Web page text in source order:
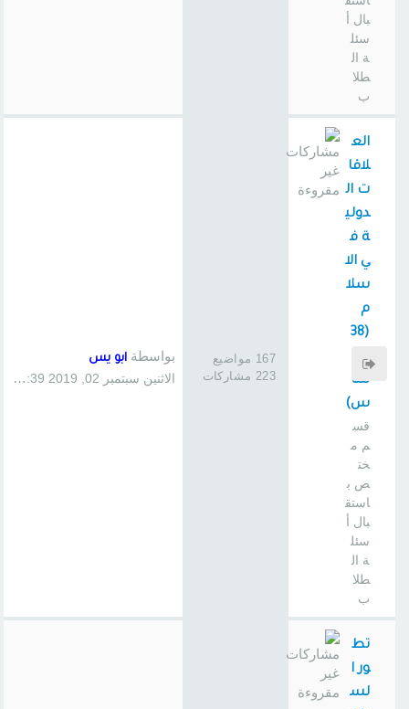
بال أ
سئل
ة ال
طلا
ب
الع
لاقا
ت ال
دولي
ة ف
ي الا
سلا
م
(38
0
سا
س)
قس
م م
خت
ص ب
استق
بال أ
سئل
ة ال
طلا
ب
167 مواضيع
223 مشاركات
بواسطة ابو يس
الاثنين سبتمبر 02, 2019 1:39 pm
تط
ور ا
لس